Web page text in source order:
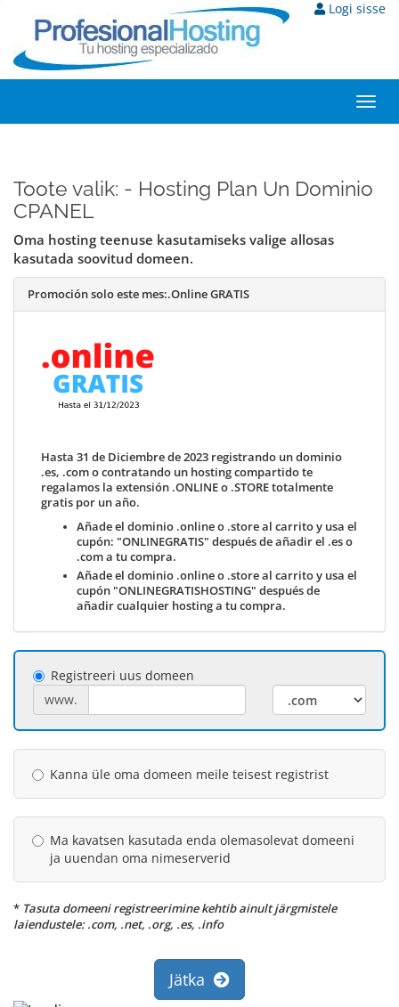
Logi sisse
Toote valik: - Hosting Plan Un Dominio
CPANEL
Oma hosting teenuse kasutamiseks valige allosas
kasutada soovitud domeen.
Promoción solo este mes:.Online GRATIS
Hasta 31 de Diciembre de 2023 registrando un dominio
.es, .com o contratando un hosting compartido te
regalamos la extensión .ONLINE o .STORE totalmente
gratis por un año.
Añade el dominio .online o .store al carrito y usa el
cupón: "ONLINEGRATIS" después de añadir el .es o
.com a tu compra.
Añade el dominio .online o .store al carrito y usa el
cupón "ONLINEGRATISHOSTING" después de
añadir cualquier hosting a tu compra.
Registreeri uus domeen
www.
Kanna üle oma domeen meile teisest registrist
Ma kavatsen kasutada enda olemasolevat domeeni
ja uuendan oma nimeserverid
* Tasuta domeeni registreerimine kehtib ainult järgmistele
laiendustele: .com, .net, .org, .es, .info
Jätka